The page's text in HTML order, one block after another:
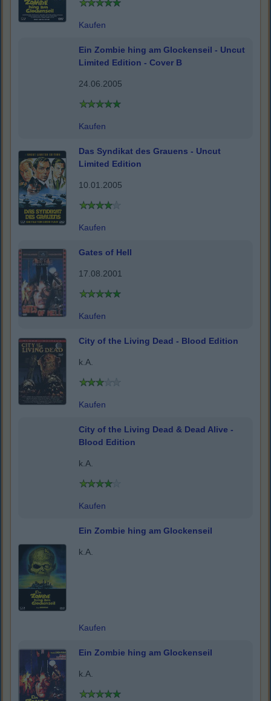
Kaufen
Ein Zombie hing am Glockenseil - Uncut
Limited Edition - Cover B
24.06.2005
Kaufen
Das Syndikat des Grauens - Uncut
Limited Edition
10.01.2005
Kaufen
Gates of Hell
17.08.2001
Kaufen
City of the Living Dead - Blood Edition
k.A.
Kaufen
City of the Living Dead & Dead Alive -
Blood Edition
k.A.
Kaufen
Ein Zombie hing am Glockenseil
k.A.
Kaufen
Ein Zombie hing am Glockenseil
k.A.